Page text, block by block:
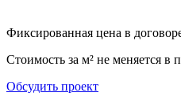
Фиксированная цена в
Стоимость за м² не меняется в
Обсудить проект